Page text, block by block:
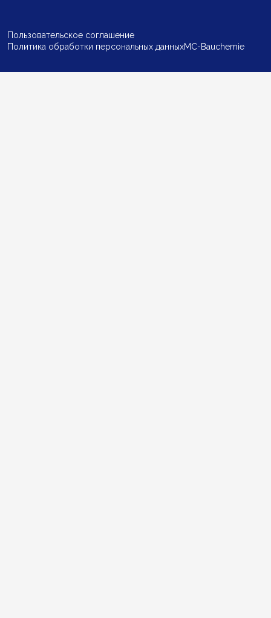
Пользовательское соглашение
Политика обработки персональных данныхMC-Bauchemie